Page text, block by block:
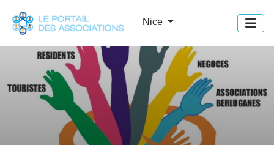
Nice